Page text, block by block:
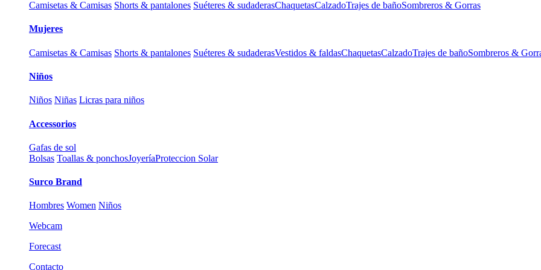
Camisetas & Camisas Shorts & pantalones Suéteres & sudaderasChaquetasCalzadoTrajes de bañoSombreros & Gorras
Mujeres
Camisetas & Camisas Shorts & pantalones Suéteres & sudaderasVestidos & faldasChaquetasCalzadoTrajes de bañoSombreros &
Niños
Niños Niñas Licras para niños
Accessorios
Gafas de sol
Bolsas Toallas & ponchosJoyeríaProteccion Solar
Surco Brand
Hombres Women Niños
Webcam
Forecast
Contacto